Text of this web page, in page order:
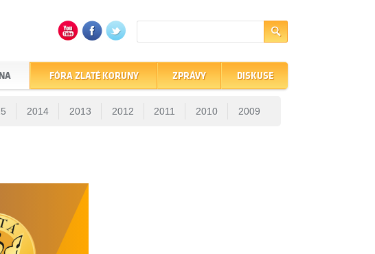
2014 2013 2012 2011 2010 2009
FÓRA ZLATÉ KORUNY ZPRÁVY DISKUSE